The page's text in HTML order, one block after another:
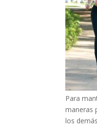
Para
maneras
los